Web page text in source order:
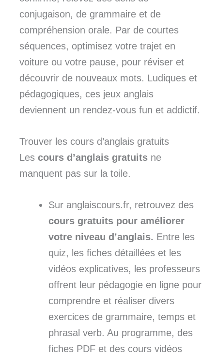
conjugaison, de grammaire et de
compréhension orale. Par de courtes
séquences, optimisez votre trajet en
voiture ou votre pause, pour réviser et
découvrir de nouveaux mots. Ludiques et
pédagogiques, ces jeux anglais
deviennent un rendez-vous fun et addictif.
Trouver les cours d’anglais gratuits
Les cours d’anglais gratuits ne
manquent pas sur la toile.
Sur anglaiscours.fr, retrouvez des
cours gratuits pour améliorer
votre niveau d’anglais. Entre les
quiz, les fiches détaillées et les
vidéos explicatives, les professeurs
offrent leur pédagogie en ligne pour
comprendre et réaliser divers
exercices de grammaire, temps et
phrasal verb. Au programme, des
fiches PDF et des cours vidéos